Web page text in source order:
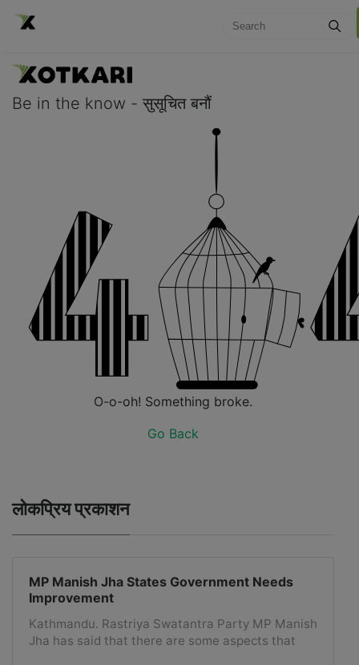
Be in the know - सुसूचित बनौं
O-o-oh! Something broke.
Go Back
लोकप्रिय प्रकाशन
MP Manish Jha States Government Needs
Improvement
Kathmandu. Rastriya Swatantra Party MP Manish
Jha has said that there are some aspects that